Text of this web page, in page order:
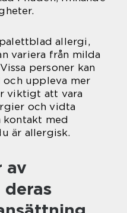
allergi,
variera från milda
personer kan
uppleva mer
viktigt att vara
och vidta
med
är allergisk.
av